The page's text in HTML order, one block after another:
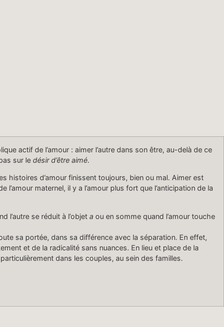
act­if de l’amour : aimer l’autre dans son être, au-delà de ce
sur le désir d’être aimé.
his­toires d’amour finis­sent tou­jours, bien ou mal. Aimer est
mater­nel, il y a l’amour plus fort que l’anticipation de la
l’autre se réduit à l’objet a ou en somme quand l’amour touche
sa portée, dans sa dif­férence avec la sépa­ra­tion. En effet,
et de la rad­i­cal­ité sans nuances. En lieu et place de la
dans les cou­ples, au sein des familles.